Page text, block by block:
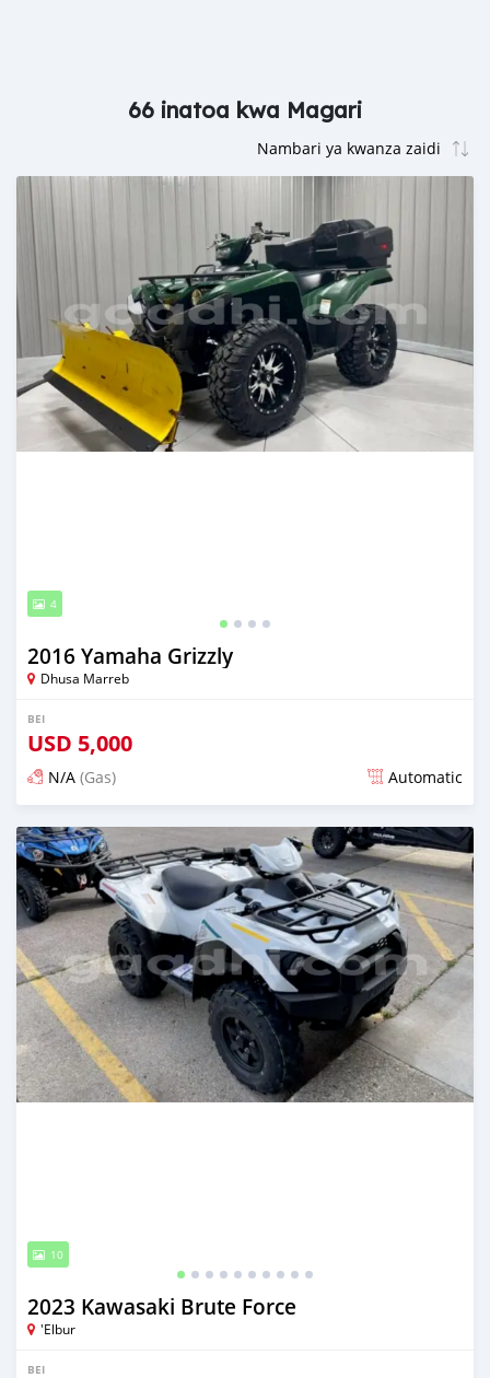
66 inatoa kwa Magari
4
2016 Yamaha Grizzly
Dhusa Marreb
BEI
USD 5,000
N/A (Gas) Automatic
Ilitangazwa siku 2 iliopita
10
2023 Kawasaki Brute Force
'Elbur
BEI